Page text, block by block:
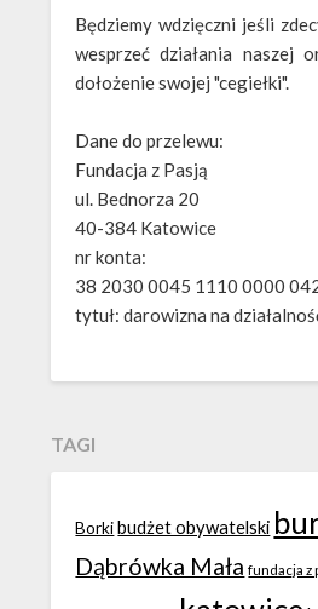
Będziemy wdzięczni jeśli
wesprzeć działania naszej
dołożenie swojej "cegiełki".
Dane do przelewu:
Fundacja z Pasją
ul. Bednorza 20
40-384 Katowice
nr konta:
38 2030 0045 1110 0000
tytuł: darowizna na
TAGI
Borki budżet obywatelski
Dąbrówka Mała fundacja z